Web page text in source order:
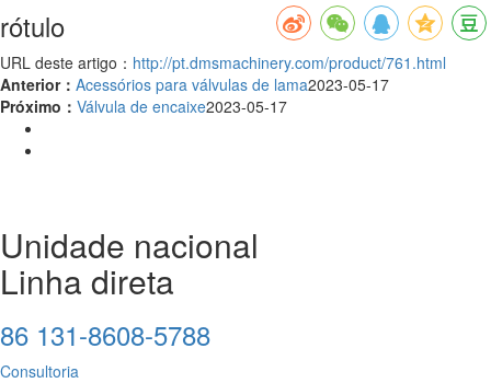
rótulo
URL deste artigo： http://pt.dmsmachinery.com/product/761.html
Anterior： Acessórios para válvulas de lama2023-05-17
Próximo： Válvula de encaixe2023-05-17
Unidade nacional
Linha direta
86 131-8608-5788
Consultoria